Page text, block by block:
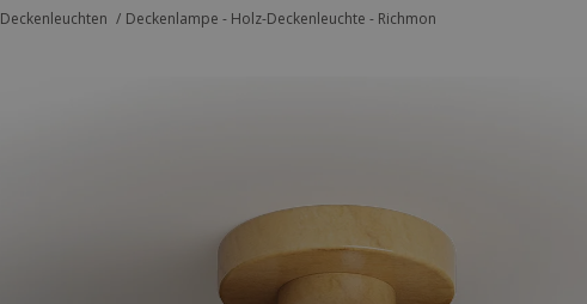
Deckenleuchten Deckenlampe - Holz-Deckenleuchte - Richmon